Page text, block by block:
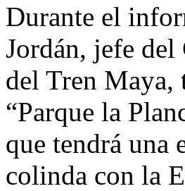
Durante el
Jordán, jefe
del Tren Maya,
“Parque la
que tendrá una
colinda con la